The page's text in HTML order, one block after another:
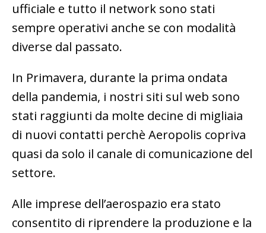
ufficiale e tutto il network sono stati
sempre operativi anche se con modalità
diverse dal passato.
In Primavera, durante la prima ondata
della pandemia, i nostri siti sul web sono
stati raggiunti da molte decine di migliaia
di nuovi contatti perchè Aeropolis copriva
quasi da solo il canale di comunicazione del
settore.
Alle imprese dell’aerospazio era stato
consentito di riprendere la produzione e la